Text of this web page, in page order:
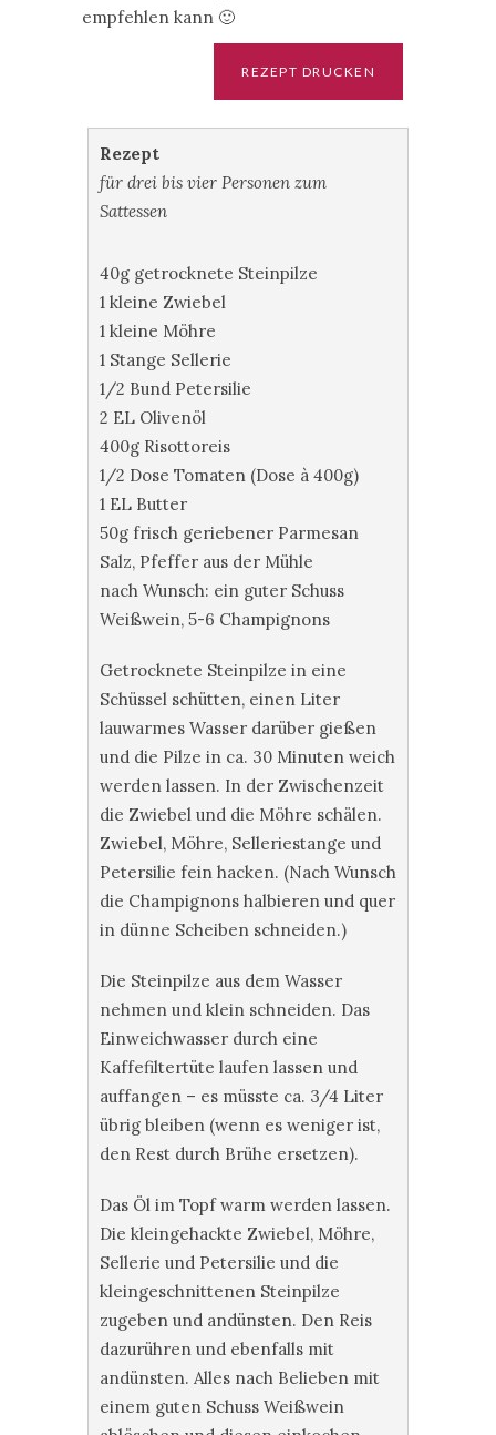
empfehlen kann 🙂
Rezept
für drei bis vier Personen zum
Sattessen
40g getrocknete Steinpilze
1 kleine Zwiebel
1 kleine Möhre
1 Stange Sellerie
1/2 Bund Petersilie
2 EL Olivenöl
400g Risottoreis
1/2 Dose Tomaten (Dose à 400g)
1 EL Butter
50g frisch geriebener Parmesan
Salz, Pfeffer aus der Mühle
nach Wunsch: ein guter Schuss
Weißwein, 5-6 Champignons
Getrocknete Steinpilze in eine
Schüssel schütten, einen Liter
lauwarmes Wasser darüber gießen
und die Pilze in ca. 30 Minuten weich
werden lassen. In der Zwischenzeit
die Zwiebel und die Möhre schälen.
Zwiebel, Möhre, Selleriestange und
Petersilie fein hacken. (Nach Wunsch
die Champignons halbieren und quer
in dünne Scheiben schneiden.)
Die Steinpilze aus dem Wasser
nehmen und klein schneiden. Das
Einweichwasser durch eine
Kaffefiltertüte laufen lassen und
auffangen – es müsste ca. 3/4 Liter
übrig bleiben (wenn es weniger ist,
den Rest durch Brühe ersetzen).
Das Öl im Topf warm werden lassen.
Die kleingehackte Zwiebel, Möhre,
Sellerie und Petersilie und die
kleingeschnittenen Steinpilze
zugeben und andünsten. Den Reis
dazurühren und ebenfalls mit
andünsten. Alles nach Belieben mit
einem guten Schuss Weißwein